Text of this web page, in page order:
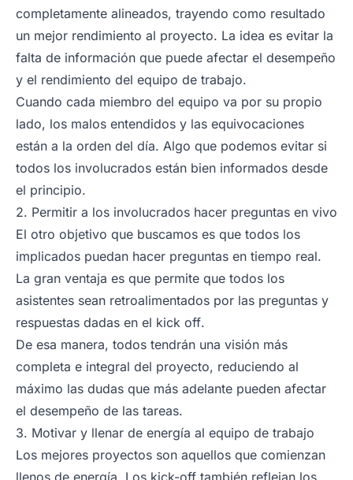
completamente alineados, trayendo como resultado
un mejor rendimiento al proyecto. La idea es evitar la
falta de información que puede afectar el desempeño
y el rendimiento del equipo de trabajo.
Cuando cada miembro del equipo va por su propio
lado, los malos entendidos y las equivocaciones
están a la orden del día. Algo que podemos evitar si
todos los involucrados están bien informados desde
el principio.
2. Permitir a los involucrados hacer preguntas en vivo
El otro objetivo que buscamos es que todos los
implicados puedan hacer preguntas en tiempo real.
La gran ventaja es que permite que todos los
asistentes sean retroalimentados por las preguntas y
respuestas dadas en el kick off.
De esa manera, todos tendrán una visión más
completa e integral del proyecto, reduciendo al
máximo las dudas que más adelante pueden afectar
el desempeño de las tareas.
3. Motivar y llenar de energía al equipo de trabajo
Los mejores proyectos son aquellos que comienzan
llenos de energía. Los kick-off también reflejan los